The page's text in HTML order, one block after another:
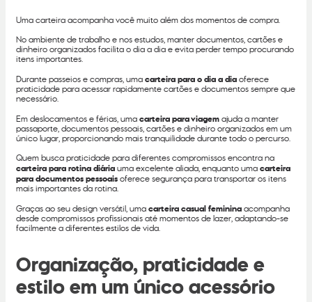
Uma carteira acompanha você muito além dos momentos de compra.
No ambiente de trabalho e nos estudos, manter documentos, cartões e
dinheiro organizados facilita o dia a dia e evita perder tempo procurando
itens importantes.
Durante passeios e compras, umacarteira para o dia a diaoferece
praticidade para acessar rapidamente cartões e documentos sempre que
necessário.
Em deslocamentos e férias, umacarteira para viagemajuda a manter
passaporte, documentos pessoais, cartões e dinheiro organizados em um
único lugar, proporcionando mais tranquilidade durante todo o percurso.
Quem busca praticidade para diferentes compromissos encontra na
carteira para rotina diáriauma excelente aliada, enquanto umacarteira
para documentos pessoaisoferece segurança para transportar os itens
mais importantes da rotina.
Graças ao seu design versátil, umacarteira casual femininaacompanha
desde compromissos profissionais até momentos de lazer, adaptando-se
facilmente a diferentes estilos de vida.
Organização, praticidade e
estilo em um único acessório